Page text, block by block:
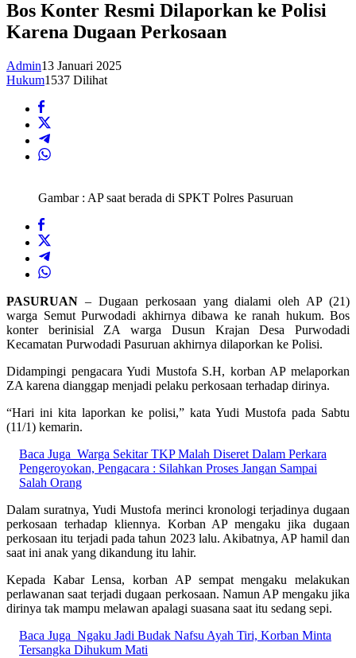
Bos Konter Resmi Dilaporkan ke Polisi
Karena Dugaan Perkosaan
Admin13 Januari 2025
Hukum1537 Dilihat
Gambar : AP saat berada di SPKT Polres Pasuruan
PASURUAN – Dugaan perkosaan yang dialami oleh AP (21)
warga Semut Purwodadi akhirnya dibawa ke ranah hukum. Bos
konter berinisial ZA warga Dusun Krajan Desa Purwodadi
Kecamatan Purwodadi Pasuruan akhirnya dilaporkan ke Polisi.
Didampingi pengacara Yudi Mustofa S.H, korban AP melaporkan
ZA karena dianggap menjadi pelaku perkosaan terhadap dirinya.
“Hari ini kita laporkan ke polisi,” kata Yudi Mustofa pada Sabtu
(11/1) kemarin.
Baca Juga Warga Sekitar TKP Malah Diseret Dalam Perkara
Pengeroyokan, Pengacara : Silahkan Proses Jangan Sampai
Salah Orang
Dalam suratnya, Yudi Mustofa merinci kronologi terjadinya dugaan
perkosaan terhadap kliennya. Korban AP mengaku jika dugaan
perkosaan itu terjadi pada tahun 2023 lalu. Akibatnya, AP hamil dan
saat ini anak yang dikandung itu lahir.
Kepada Kabar Lensa, korban AP sempat mengaku melakukan
perlawanan saat terjadi dugaan perkosaan. Namun AP mengaku jika
dirinya tak mampu melawan apalagi suasana saat itu sedang sepi.
Baca Juga Ngaku Jadi Budak Nafsu Ayah Tiri, Korban Minta
Tersangka Dihukum Mati